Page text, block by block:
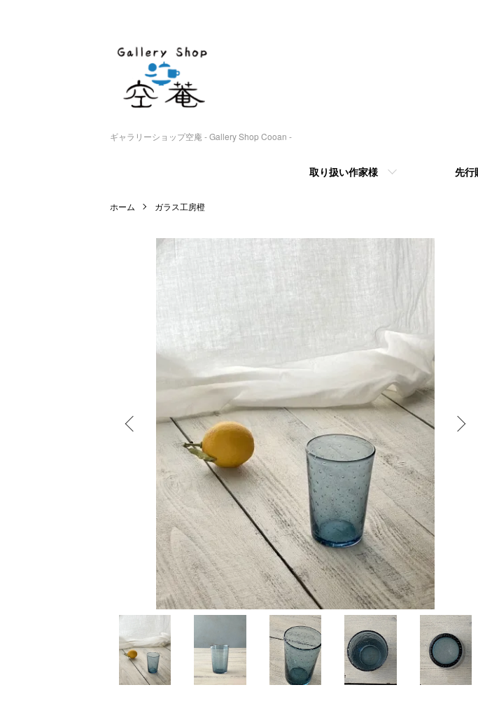
ギャラリーショップ空庵 - Gallery Shop Cooan -
取り扱い作家様 先行
ホーム ガラス工房橙